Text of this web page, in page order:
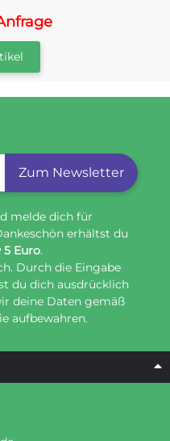
Zum Newsletter
melde dich für
erhältst du
5 Euro.
Durch die Eingabe
du dich ausdrücklich
deine Daten gemäß
aufbewahren.